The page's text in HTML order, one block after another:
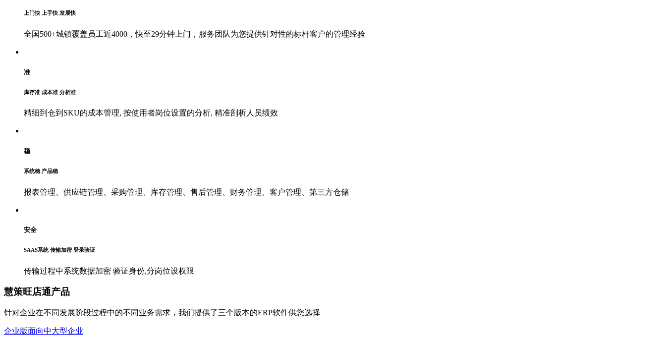
上门快 上手快 发展快
全国500+城镇覆盖员工近4000，快至29分钟上门，服务团队为您提供针对性的标杆客户的管理经验
准
库存准 成本准 分析准
精细到仓到SKU的成本管理, 按使用者岗位设置的分析, 精准剖析人员绩效
稳
系统稳 产品稳
报表管理、供应链管理、采购管理、库存管理、售后管理、财务管理、客户管理、第三方仓储
安全
SAAS系统 传输加密 登录验证
传输过程中系统数据加密 验证身份,分岗位设权限
慧策旺店通产品
针对企业在不同发展阶段过程中的不同业务需求，我们提供了三个版本的ERP软件供您选择
企业版面向中大型企业